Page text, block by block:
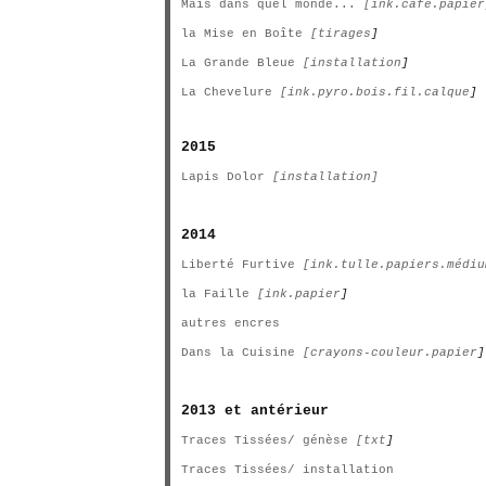
Mais dans quel monde...
la Mise en Boîte [tirages ]
La Grande Bleue [installation ]
La Chevelure [ink.pyro.bois.fil.calque ]
2015
Lapis Dolor [installation]
2014
Liberté Furtive
la Faille [ink.papier ]
autres encres
Dans la Cuisine [crayons-couleur.papier ]
2013 et antérieur
Traces Tissées/ génèse [txt ]
Traces Tissées/ installation